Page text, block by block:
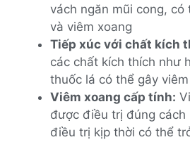
vách ngăn mũi cong, có
và viêm xoang
Tiếp xúc với chất kích
các chất kích thích như
thuốc lá có thể gây
Viêm xoang cấp tính:
được điều trị đúng cách
điều trị kịp thời có thể